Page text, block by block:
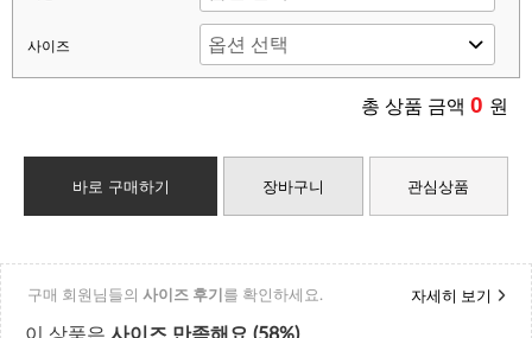
사이즈
총 상품 금액 0 원
바로 구매하기 장바구니 관심상품